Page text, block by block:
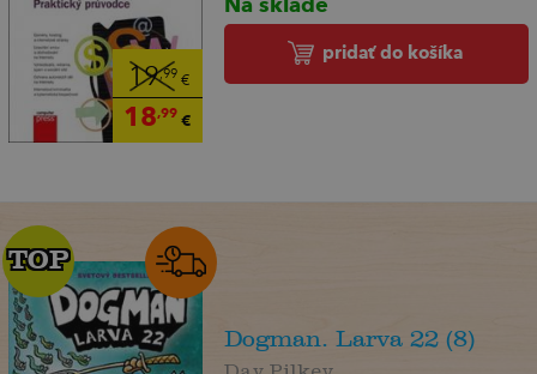
19,99 €
18,99 €
pridať do košíka
TOP
TOP
Dogman. Larva 22 (8)
Dav Pilkey